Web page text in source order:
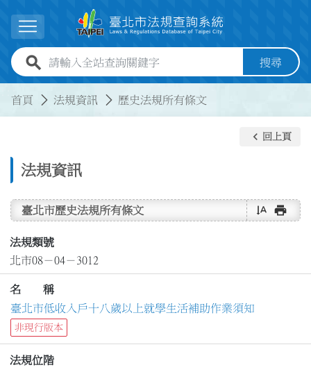
展開選單
全站查詢關鍵字欄位 搜尋
首頁 法規資訊 歷史法規所有條文
法規資訊
keyboard_arrow_left 回上頁
臺北市歷史法規所有條文 text_rotate_vertical print
法規類號
北市08－04－3012
名 稱
臺北市低收入戶十八歲以上就學生活補助作業須知
非現行版本
法規位階